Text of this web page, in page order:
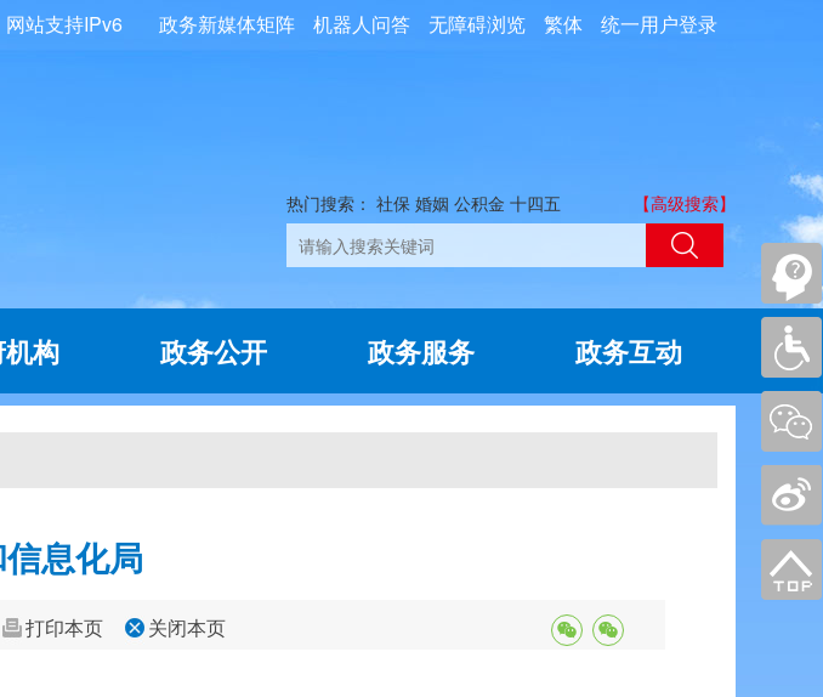
统一用户登录
繁体
无障碍浏览
机器人问答
政务新媒体矩阵
网站支持IPv6
热门搜索： 社保 婚姻 公积金 十四五 【高级搜索】
构 政务公开 政务服务 政务互动
息化局
打印本页 关闭本页